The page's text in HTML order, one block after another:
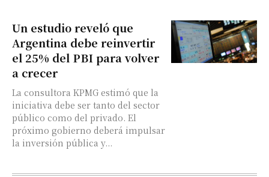
Un estudio reveló que
Argentina debe reinvertir
el 25% del PBI para volver
a crecer
La consultora KPMG estimó que la
iniciativa debe ser tanto del sector
público como del privado. El
próximo gobierno deberá impulsar
la inversión pública y...